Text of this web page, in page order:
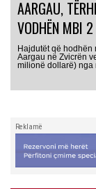
AARGAU,
VODHËN MBI
Hajdutët që hodhën
Aargau në Zvicrën
milionë dollarë) nga
Reklamë